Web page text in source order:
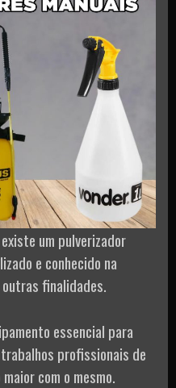
um pulverizador
e conhecido na
finalidades.
essencial para
profissionais de
com o mesmo.